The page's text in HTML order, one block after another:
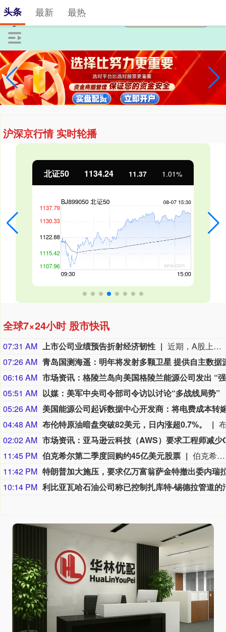
沪深京行情 实时轮播
北证50 1134.24 11.37 1.01%
全球7×24小时 股市快讯
07:31 AM 上市公司业绩预告折射经济韧性
近期，A股上市公司上半年业绩预告密集披露，为观察中国经济提供了重要窗口。业绩预告显示，预披露上市公司总体经营稳健，在培育新质生产力、积蓄发展新动能方面取得积极成效，彰显了中国经济的韧性与活力。（经济日报）
07:26 AM
06:16 AM
05:51 AM 以媒：美军中央司令部司令访以讨论“多战线局势”
05:26 AM
04:48 AM 布伦特原油暗盘突破82美元，日内涨超0.7%。
02:02 AM
11:45 PM 伯克希尔第二季度回购约45亿美元股票
伯克希尔第二季度斥资约45亿美元回购自身股票，并在期内买入近200亿美元股票，显示首席执行官阿贝尔正将公司庞大的现金储备更多投入市场。 伯克希尔第一季度开始回购股票，为一年多来的首次。阿贝尔今年早些时候表示，公司重新启动回购，是因为管理层认为股票的“内在价值”高于其市场价格。 CFRA Research分析师Cathy Seifert表示：“投资者会受到回购举措的鼓舞。这也是Greg接掌公司并彰显其主导地位的一种方式。” 此次股票回购为股东带来了自2021年以来规模最大的季度资本回报。伯克希尔第二季度现金储备降至3655亿美元，低于前一季度的约3970亿美元。
11:42 PM
10:14 PM
头条 最新 最热